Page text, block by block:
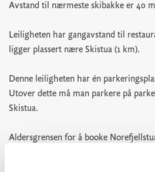
Avstand til nærmeste skibakke er 40
Leiligheten har gangavstand til
ligger plassert nære Skistua (1 km).
Denne leiligheten har én
Utover dette må man parkere på
Skistua.
Aldersgrensen for å booke
Røyking er ikke tillatt, se våre